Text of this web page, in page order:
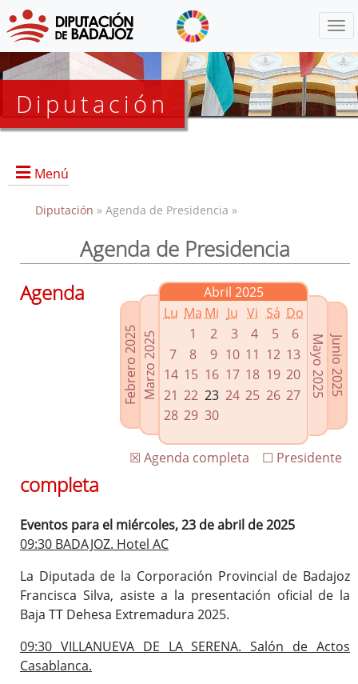
Diputación
Menú
Presidencia
Grupos Políticos
Enlaces relacionados
Agenda de Presidencia
Plenos provinciales y Juntas de gobierno
Oficina de Proyectos Europeos
Diputación » Agenda de Presidencia »
Agenda de Presidencia
Febrero 2025Marzo 2025
Abril 2025
Lu Ma Mi Ju Vi Sá Do
1
2 3 4 5
6
7
8 9 10 11 12 13
14 15 16 17 18 19 20
21 22 23 24 25 26 27
28 29 30
Junio 2025
Mayo 2025
☐ Presidente
☒ Agenda completa
Agenda
completa
Eventos para el miércoles, 23 de abril de 2025
09:30 BADAJOZ. Hotel AC
La Diputada de la Corporación Provincial de Badajoz
Francisca Silva, asiste a la presentación oficial de la
Baja TT Dehesa Extremadura 2025.
09:30 VILLANUEVA DE LA SERENA. Salón de Actos
Casablanca.